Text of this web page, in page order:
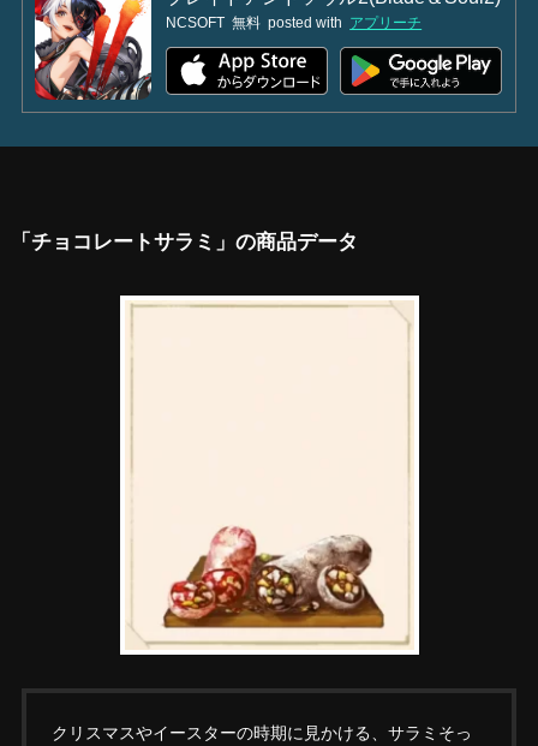
NCSOFT 無料 posted with アプリーチ
「チョコレートサラミ」の商品データ
クリスマスやイースターの時期に見かける、サラミそっ